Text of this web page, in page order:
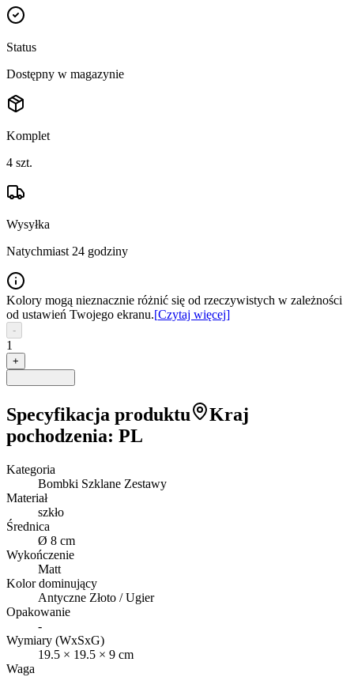
Status
Dostępny w magazynie
Komplet
4 szt.
Wysyłka
Natychmiast 24 godziny
Kolory mogą nieznacznie różnić się od rzeczywistych w zależności
od ustawień Twojego ekranu.[Czytaj więcej]
-
1
+
Specyfikacja produktu
Kraj
pochodzenia: PL
Kategoria
Bombki Szklane Zestawy
Materiał
szkło
Średnica
Ø 8 cm
Wykończenie
Matt
Kolor dominujący
Antyczne Złoto / Ugier
Opakowanie
-
Wymiary (WxSxG)
19.5 × 19.5 × 9 cm
Waga